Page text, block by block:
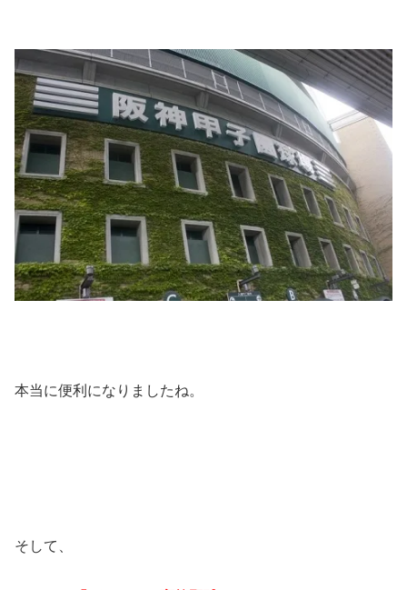
本当に便利になりましたね。
そして、